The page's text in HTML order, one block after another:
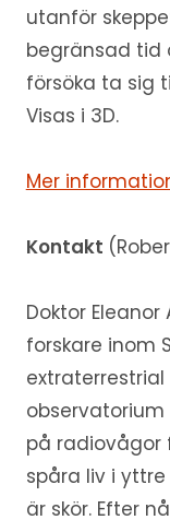
utanför
begränsad tid
försöka ta sig
Visas i 3D.
Mer
Kontakt
Doktor
forskare inom
observatorium
på radiovågor
spåra liv i
är skör. Efter